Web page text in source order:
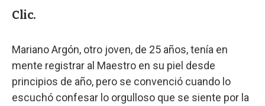
Clic.
Mariano Argón, otro joven, de 25 años, tenía en
mente registrar al Maestro en su piel desde
principios de año, pero se convenció cuando lo
escuchó confesar lo orgulloso que se siente por la